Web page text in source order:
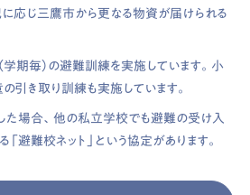
応じ三鷹市から更なる物資が届けられる
期毎）の避難訓練を実施しています。小
引き取り訓練も実施しています。
た場合、他の私立学校でも避難の受け入
避難校ネット」という協定があります。